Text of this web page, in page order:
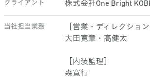
クライアント 株式会社One Bright
当社担当業務
［営業・ディレクション
大田寛章・髙健太
［内装監理］
森寛行